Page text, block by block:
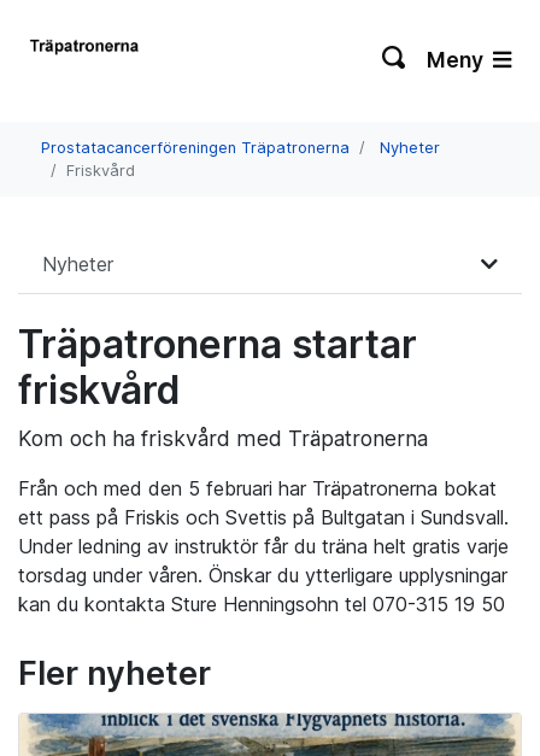
Meny
Prostatacancerföreningen Träpatronerna
Nyheter
Friskvård
Nyheter
Träpatronerna startar
friskvård
Kom och ha friskvård med Träpatronerna
Från och med den 5 februari har Träpatronerna bokat
ett pass på Friskis och Svettis på Bultgatan i Sundsvall.
Under ledning av instruktör får du träna helt gratis varje
torsdag under våren. Önskar du ytterligare upplysningar
kan du kontakta Sture Henningsohn tel 070-315 19 50
Fler nyheter